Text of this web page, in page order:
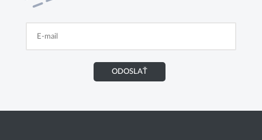
ODOSLAŤ